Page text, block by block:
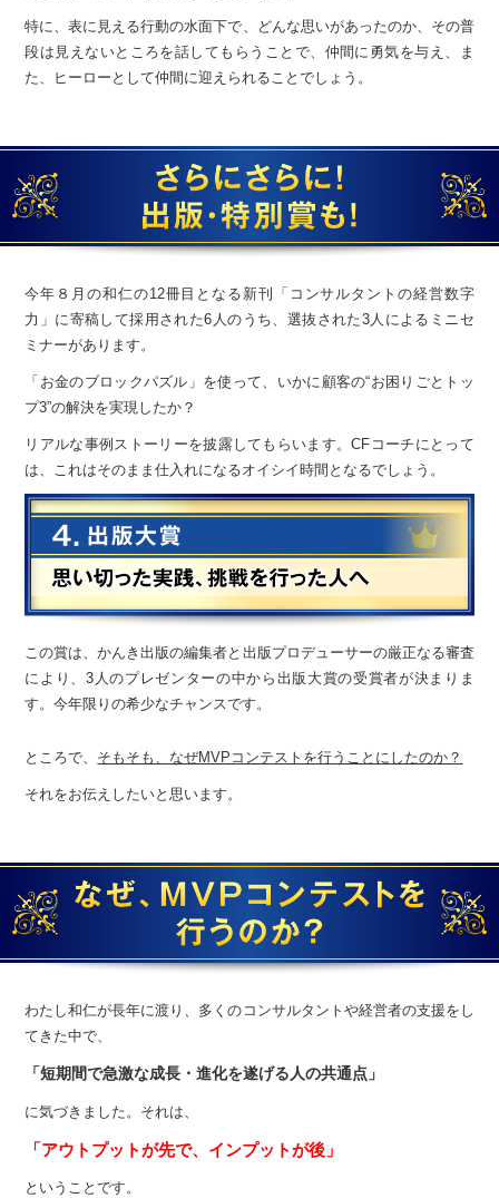
特に、表に見える行動の水面下で、どんな思いがあったのか、 その普
段は見えないところを話してもらうことで、 仲間に勇気を与え、ま
た、ヒーローとして仲間に迎えられることでしょう。
今年８月の和仁の12冊目となる 新刊「コンサルタントの経営数字
力」に寄稿して採用された6人のうち、 選抜された3人によるミニセ
ミナーがあります。
「お金のブロックパズル」を使って、 いかに顧客の“お困りごとトッ
プ3”の解決を実現したか？
リアルな事例ストーリーを披露してもらいます。CFコーチにとって
は、これはそのまま仕入れになるオイシイ時間となるでしょう。
この賞は、かんき出版の編集者と出版プロデューサーの厳正なる審査
により、3人のプレゼンターの中から出版大賞の受賞者が決まりま
す。今年限りの希少なチャンスです。
ところで、 そもそも、なぜMVPコンテストを行うことにしたのか？
それをお伝えしたいと思います。
わたし和仁が長年に渡り、多くのコンサルタントや経営者の支援をし
てきた中で、
「短期間で急激な成長・進化を遂げる人の共通点」
に気づきました。それは、
「アウトプットが先で、インプットが後」
ということです。